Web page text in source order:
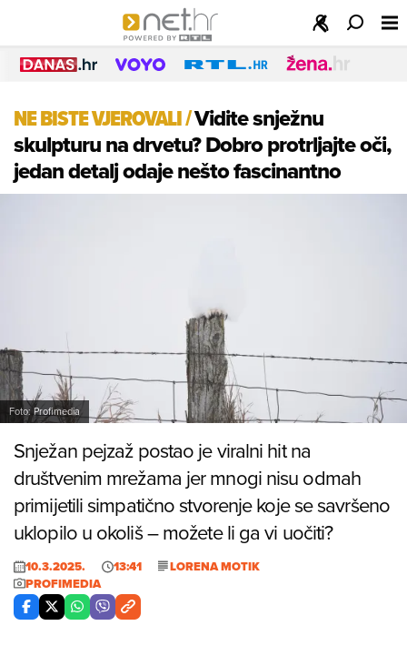
NE BISTE VJEROVALI/Vidite snježnu
skulpturu na drvetu? Dobro protrljajte oči,
jedan detalj odaje nešto fascinantno
Foto: Profimedia
Snježan pejzaž postao je viralni hit na
društvenim mrežama jer mnogi nisu odmah
primijetili simpatično stvorenje koje se savršeno
uklopilo u okoliš – možete li ga vi uočiti?
10.3.2025. 13:41
LORENA MOTIK
PROFIMEDIA